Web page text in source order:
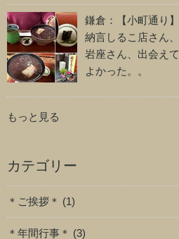
鎌倉：【小町通り】
納言しるこ店さん、
岩座さん、出会えて
よかった。。
もっと見る
カテゴリー
＊ご挨拶＊ (1)
＊年間行事＊ (3)